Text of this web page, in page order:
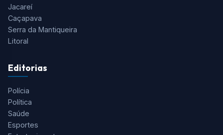
Jacareí
Caçapava
Serra da Mantiqueira
Litoral
Editorias
Polícia
Política
Saúde
Esportes